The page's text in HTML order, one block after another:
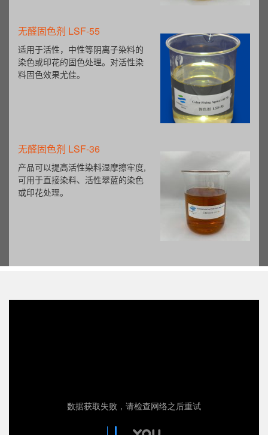
无醛固色剂 LSF-55
适用于活性，中性等阴离子染料的
染色或印花的固色处理。对活性染
料固色效果尤佳。
无醛固色剂 LSF-36
产品可以提高活性染料湿摩擦牢度,
可用于直接染料、活性翠蓝的染色
或印花处理。